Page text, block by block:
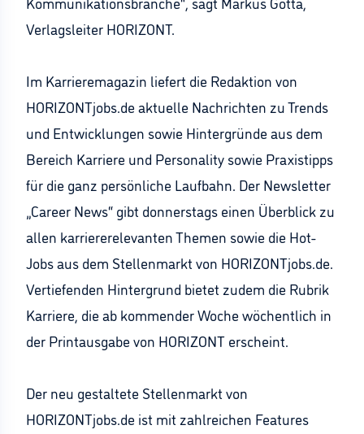
Verlagsleiter HORIZONT.
Im Karrieremagazin liefert die Redaktion von
HORIZONTjobs.de aktuelle Nachrichten zu Trends
und Entwicklungen sowie Hintergründe aus dem
Bereich Karriere und Personality sowie Praxistipps
für die ganz persönliche Laufbahn. Der Newsletter
„Career News“ gibt donnerstags einen Überblick zu
allen karriererelevanten Themen sowie die Hot-
Jobs aus dem Stellenmarkt von HORIZONTjobs.de.
Vertiefenden Hintergrund bietet zudem die Rubrik
Karriere, die ab kommender Woche wöchentlich in
der Printausgabe von HORIZONT erscheint.
Der neu gestaltete Stellenmarkt von
HORIZONTjobs.de ist mit zahlreichen Features